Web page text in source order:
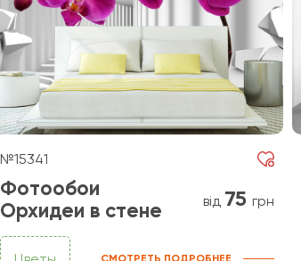
№15341
Фотообои
Орхидеи в стене
від 75 грн